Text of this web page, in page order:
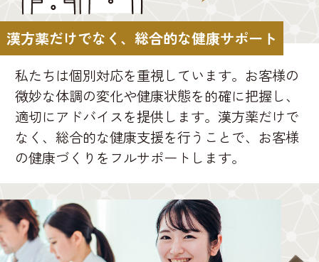
漢方薬だけでなく、総合的な健康サポート
私たちは個別対応を重視しています。お客様の
微妙な体調の変化や健康状態を的確に把握し、
適切にアドバイスを提供します。漢方薬だけで
なく、総合的な健康支援を行うことで、お客様
の健康づくりをフルサポートします。